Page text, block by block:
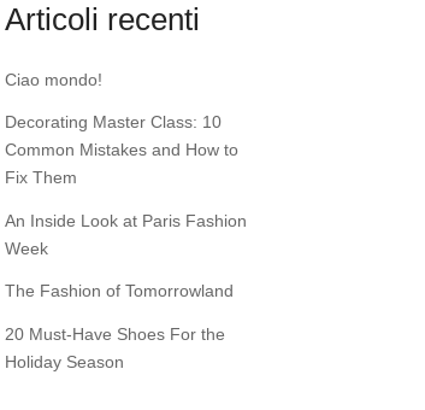
Articoli recenti
Ciao mondo!
Decorating Master Class: 10
Common Mistakes and How to
Fix Them
An Inside Look at Paris Fashion
Week
The Fashion of Tomorrowland
20 Must-Have Shoes For the
Holiday Season